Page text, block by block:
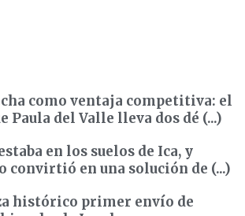
como ventaja competitiva: el
Paula del Valle lleva dos dé (...)
en los suelos de Ica, y
convirtió en una solución de (...)
histórico primer envío de